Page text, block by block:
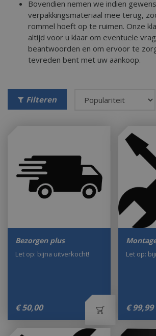
Bovendien nemen we indien
verpakkingsmateriaal mee terug,
rommel hoeft op te ruimen. Onze
altijd voor u klaar om eventuele
beantwoorden en om ervoor te
tevreden bent met uw aankoop.
Filteren
Bezorgen plus
€ 50,00
Let op: bijna uitverkocht!
€ 99,99
Let op: